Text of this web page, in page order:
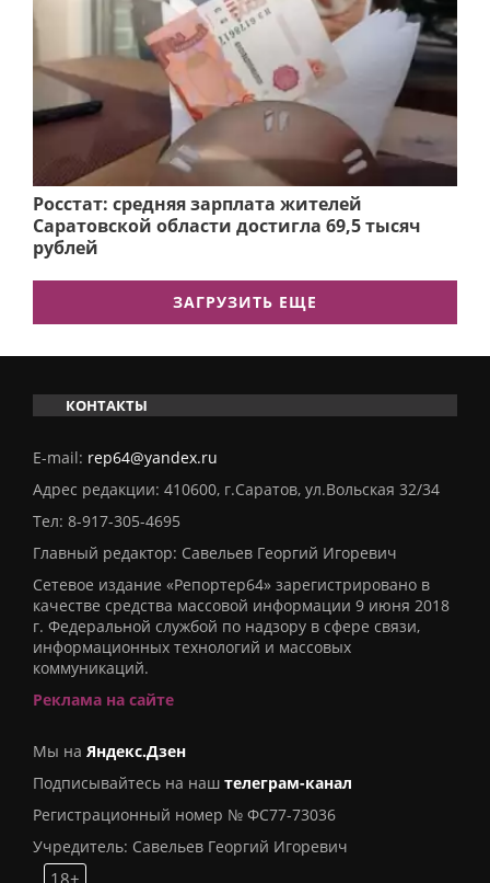
Росстат: средняя зарплата жителей
Саратовской области достигла 69,5 тысяч
рублей
ЗАГРУЗИТЬ ЕЩЕ
КОНТАКТЫ
E-mail: rep64@yandex.ru
Адрес редакции: 410600, г.Саратов, ул.Вольская 32/34
Тел: 8-917-305-4695
Главный редактор: Савельев Георгий Игоревич
Сетевое издание «Репортер64» зарегистрировано в
качестве средства массовой информации 9 июня 2018
г. Федеральной службой по надзору в сфере связи,
информационных технологий и массовых
коммуникаций.
Реклама на сайте
Мы на Яндекс.Дзен
Подписывайтесь на наш телеграм-канал
Регистрационный номер № ФС77-73036
Учредитель: Савельев Георгий Игоревич
18+